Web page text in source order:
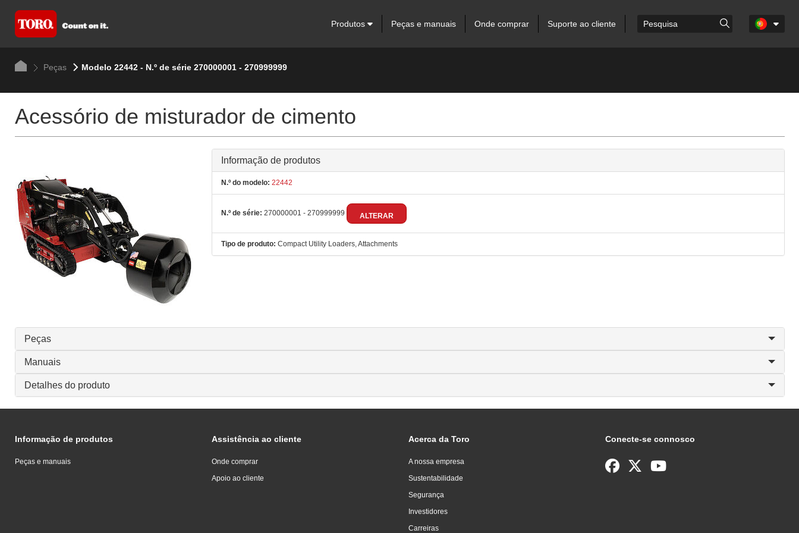
Produtos Peças e manuais Onde comprar Suporte ao cliente
Peças Modelo 22442 - N.º de série 270000001 - 270999999
Acessório de misturador de cimento
Informação de produtos
N.º do modelo: 22442
N.º de série: 270000001 - 270999999 ALTERAR
Tipo de produto: Compact Utility Loaders, Attachments
Peças
Manuais
Detalhes do produto
Informação de produtos
Peças e manuais
Assistência ao cliente
Onde comprar
Apoio ao cliente
Acerca da Toro
A nossa empresa
Sustentabilidade
Segurança
Investidores
Carreiras
Conecte-se connosco